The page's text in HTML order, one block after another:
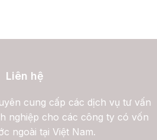
Liên hệ
cung cấp các dịch vụ tư vấn
nghiệp cho các công ty có vốn
ngoài tại Việt Nam.